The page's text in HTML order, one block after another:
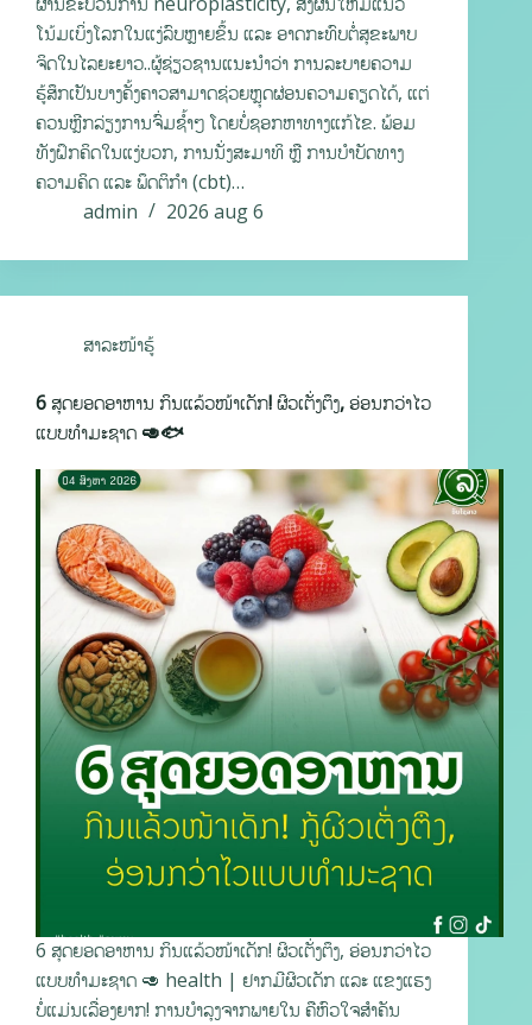
ໂນ້ມເບິ່ງໂລກໃນແງ່ລົບຫຼາຍຂຶ້ນ ແລະ ອາດກະທົບຕໍ່ສຸຂະພາບ
ຈິດໃນໄລຍະຍາວ..ຜູ້ຊ່ຽວຊານແນະນຳວ່າ ການລະບາຍຄວາມ
ຮູ້ສຶກເປັນບາງຄັ້ງຄາວສາມາດຊ່ວຍຫຼຸດຜ່ອນຄວາມຄຽດໄດ້, ແຕ່
ຄວນຫຼີກລ່ຽງການຈົ່ມຊ້ຳໆ ໂດຍບໍ່ຊອກຫາທາງແກ້ໄຂ. ພ້ອມ
ທັງຝຶກຄິດໃນແງ່ບວກ, ການນັ່ງສະມາທິ ຫຼື ການບຳບັດທາງ
ຄວາມຄິດ ແລະ ພຶດຕິກຳ (cbt)…
admin
2026 aug 6
ສາລະໜ້າຮູ້
6 ສຸດຍອດອາຫານ ກິນແລ້ວໜ້າເດັກ! ຜິວເຕັ່ງຕຶງ, ອ່ອນກວ່າໄວ
ແບບທຳມະຊາດ 🥑🐟
6 ສຸດຍອດອາຫານ ກິນແລ້ວໜ້າເດັກ! ຜິວເຕັ່ງຕຶງ, ອ່ອນກວ່າໄວ
ແບບທຳມະຊາດ 🥑 health | ຢາກມີຜິວເດັກ ແລະ ແຂງແຮງ
ບໍ່ແມ່ນເລື່ອງຍາກ! ການບຳລຸງຈາກພາຍໃນ ຄືຫົວໃຈສໍາຄັນ